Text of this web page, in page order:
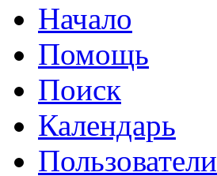
Начало
Помощь
Поиск
Календарь
Пользователи